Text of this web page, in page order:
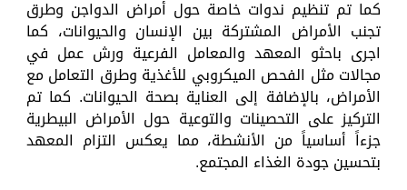
كما تم تنظيم ندوات خاصة حول أمراض الدواجن وطرق
تجنب الأمراض المشتركة بين الإنسان والحيوانات، كما
اجرى باحثو المعهد والمعامل الفرعية ورش عمل في
مجالات مثل الفحص الميكروبي للأغذية وطرق التعامل مع
الأمراض، بالإضافة إلى العناية بصحة الحيوانات. كما تم
التركيز على التحصينات والتوعية حول الأمراض البيطرية
جزءاً أساسياً من الأنشطة، مما يعكس التزام المعهد
بتحسين جودة الغذاء المجتمع.